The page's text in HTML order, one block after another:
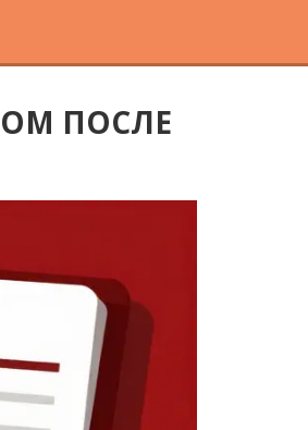
ПОСЛЕ